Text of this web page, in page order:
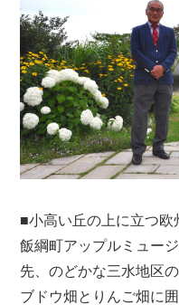
■小高い丘の上に立つ欧
飯綱町アップルミュー
先、のどかな三水地区
ブドウ畑とりんご畑に